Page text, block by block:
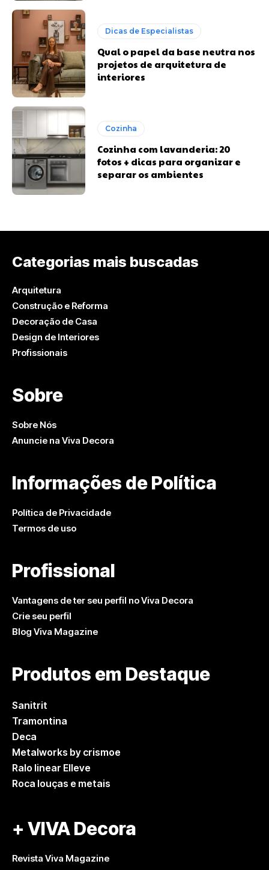
Dicas de Especialistas
Qual o papel da base neutra nos
projetos de arquitetura de
interiores
Cozinha
Cozinha com lavanderia: 20
fotos + dicas para organizar e
separar os ambientes
Categorias mais buscadas
Arquitetura
Construção e Reforma
Decoração de Casa
Design de Interiores
Profissionais
Sobre
Sobre Nós
Anuncie na Viva Decora
Informações de Política
Política de Privacidade
Termos de uso
Profissional
Vantagens de ter seu perfil no Viva Decora
Crie seu perfil
Blog Viva Magazine
Produtos em Destaque
Sanitrit
Tramontina
Deca
Metalworks by crismoe
Ralo linear Elleve
Roca louças e metais
+ VIVA Decora
Revista Viva Magazine